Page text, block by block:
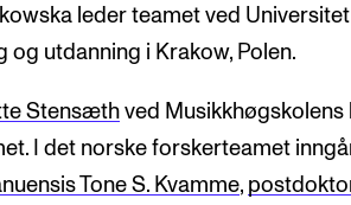
leder teamet ved
utdanning i Krakow, Polen.
Stensæth ved Musikkhøgskolens
I det norske forskerteamet
Tone S. Kvamme,